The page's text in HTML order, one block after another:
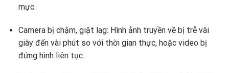
mực.
Camera bị chậm, giật lag: Hình ảnh truyền về bị trễ vài
giây đến vài phút so với thời gian thực, hoặc video bị
đứng hình liên tục.